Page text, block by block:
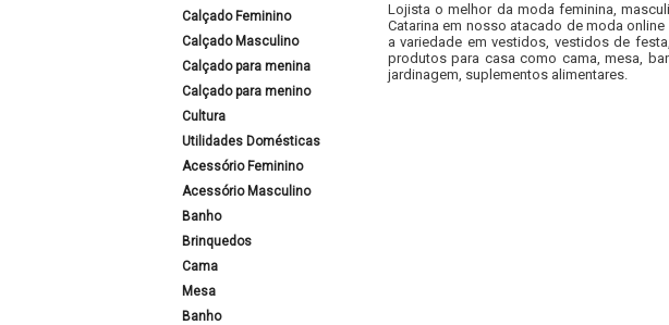
Calçado Feminino
Calçado Masculino
Calçado para menina
Calçado para menino
Cultura
Utilidades Domésticas
Acessório Feminino
Acessório Masculino
Banho
Brinquedos
Cama
Mesa
Banho
Lojista o melhor da moda feminina,
Catarina em nosso atacado de moda
a variedade em vestidos, vestidos de
produtos para casa como cama, mesa,
jardinagem, suplementos alimentares.